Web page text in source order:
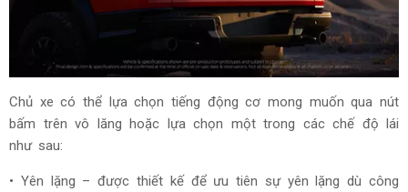
Chủ xe có thể lựa chọn tiếng động cơ mong muốn qua nút
bấm trên vô lăng hoặc lựa chọn một trong các chế độ lái
như sau:
• Yên lặng – được thiết kế để ưu tiên sự yên lặng dù công